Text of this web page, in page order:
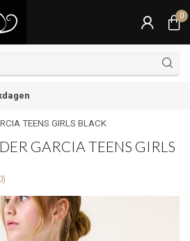
0
TEENS GIRLS BLACK
GARCIA TEENS GIRLS